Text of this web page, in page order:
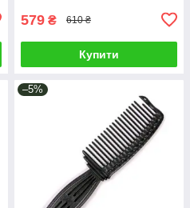
579 ₴ 610 ₴
Купити
–5%